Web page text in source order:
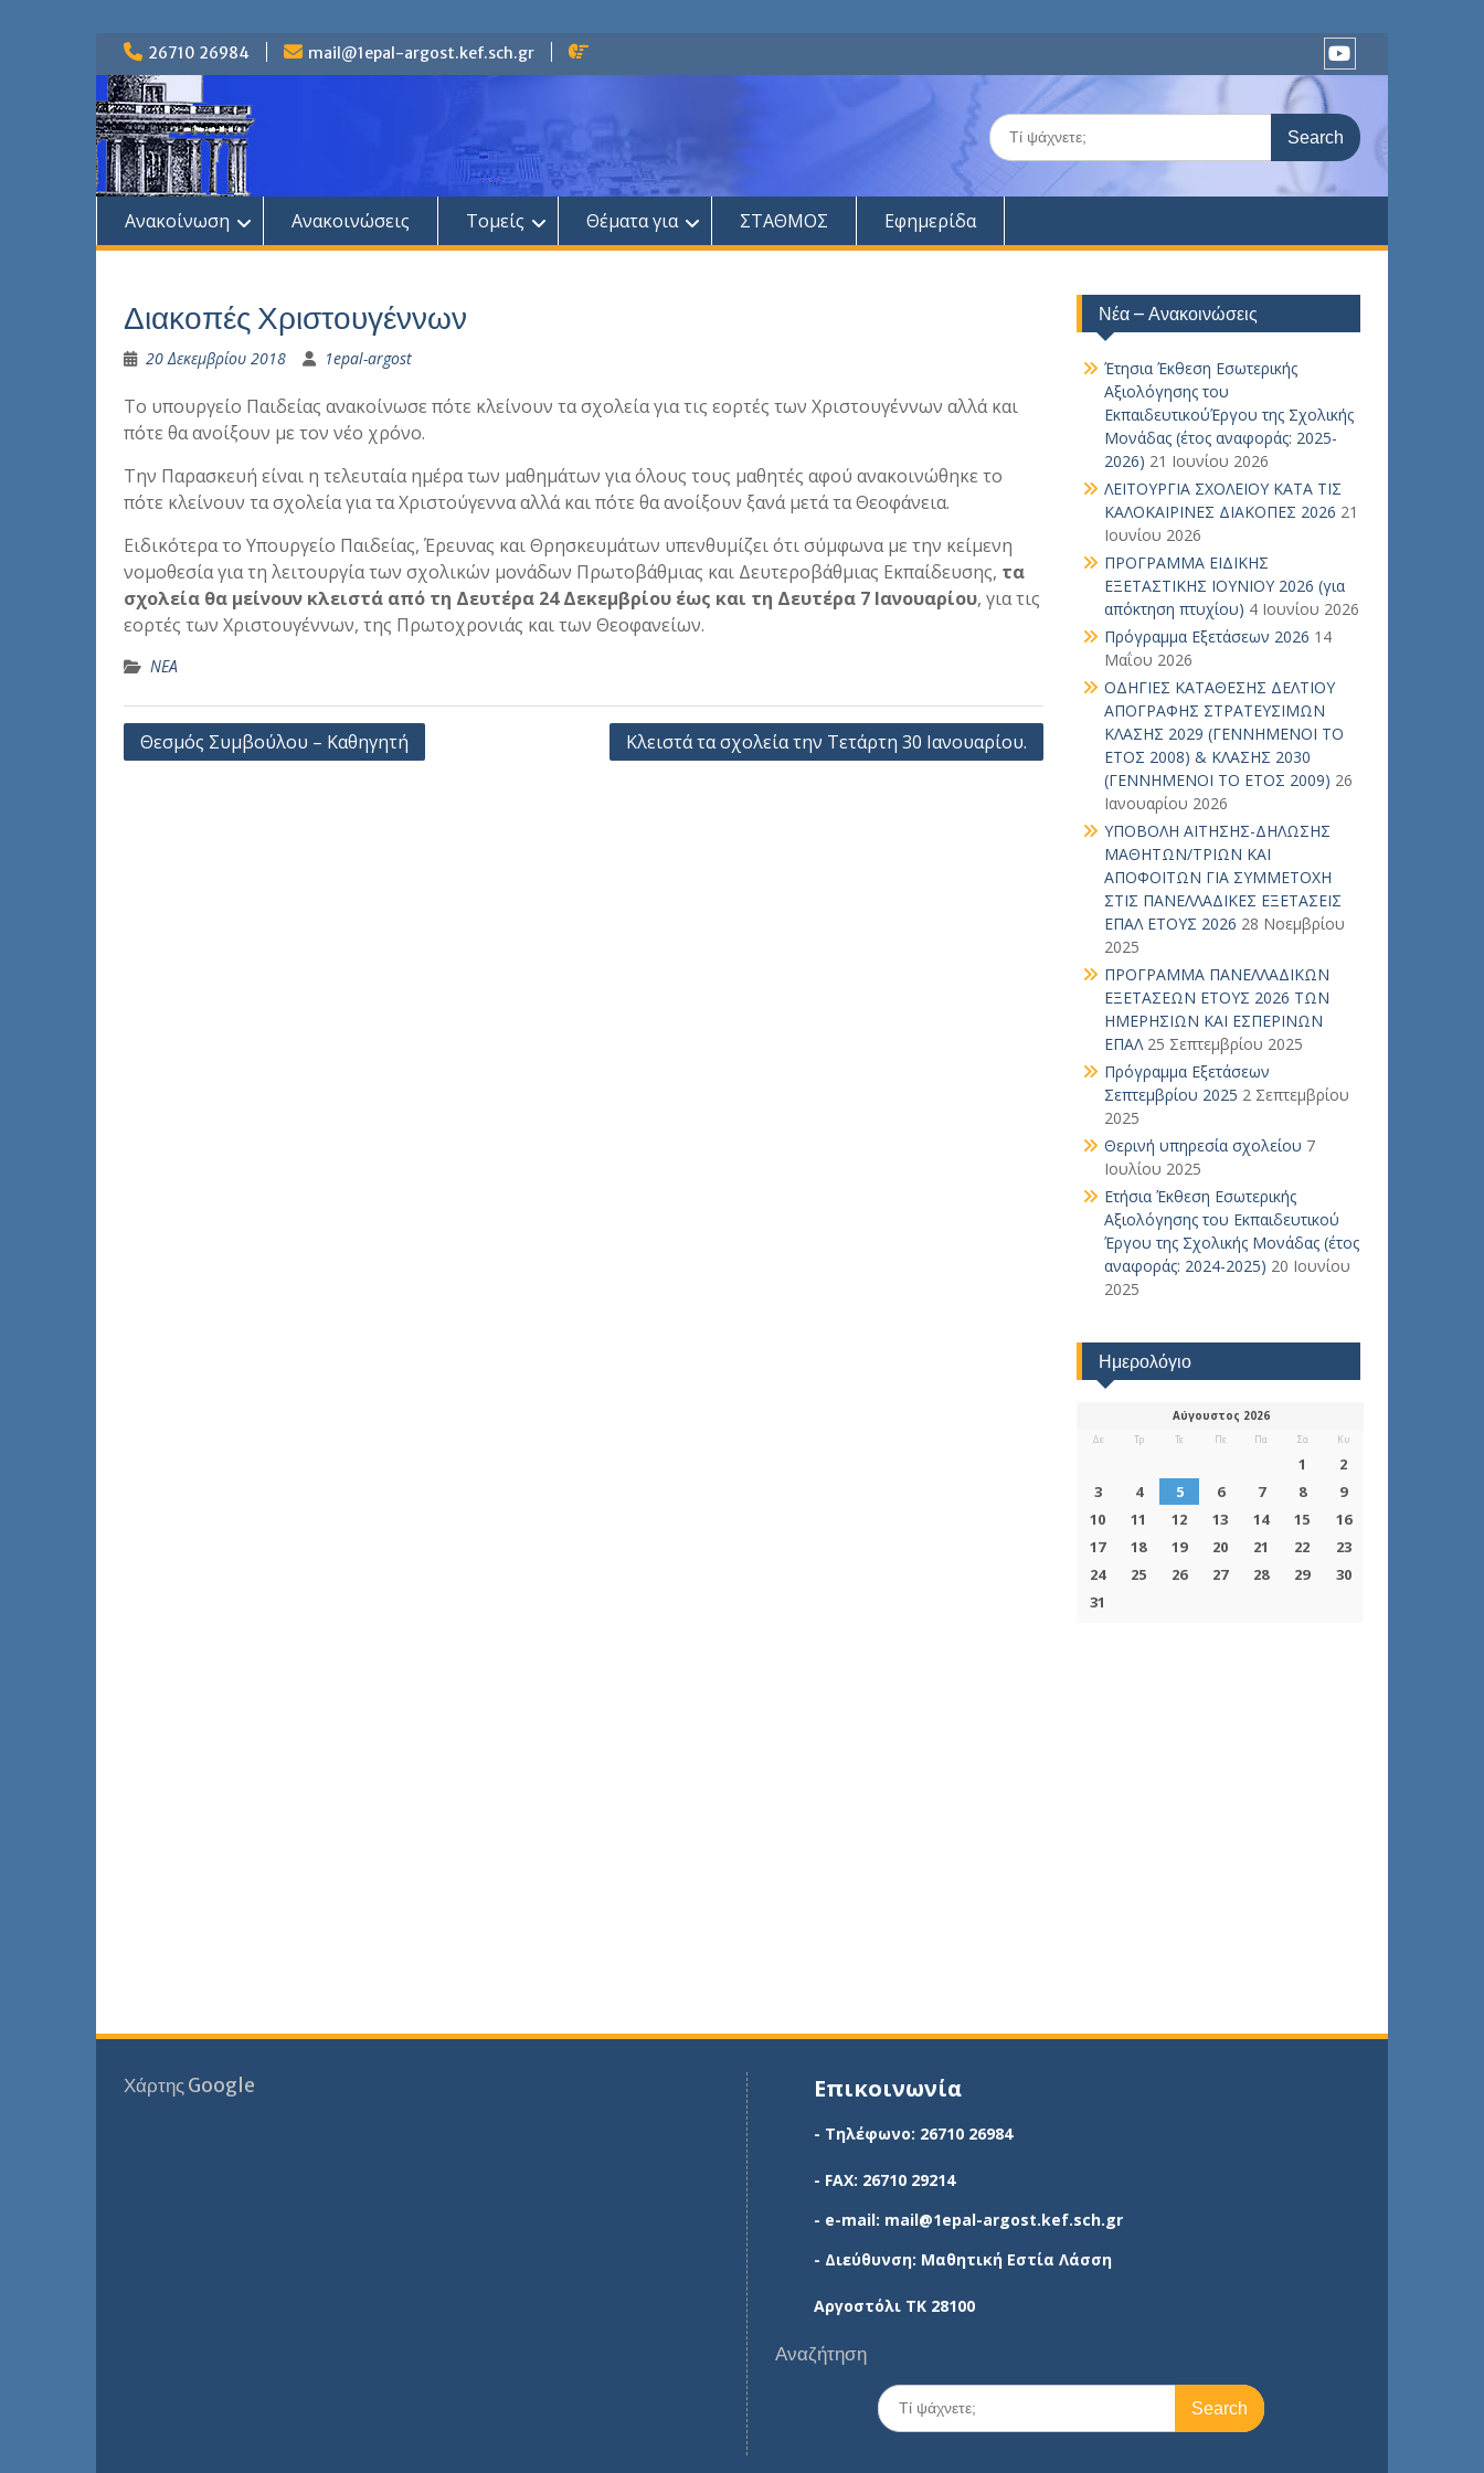
Skip
content
26710 26984
mail@1epal-argost.kef.sch.gr
Youtube
Search
for:
Ανακοίνωση Ανακοινώσεις Τομείς Θέματα για ΣΤΑΘΜΟΣ Εφημερίδα
Διακοπές Χριστουγέννων
20 Δεκεμβρίου 2018 1epal-argost
Το υπουργείο Παιδείας ανακοίνωσε πότε κλείνουν τα σχολεία για τις εορτές των Χριστουγέννων αλλά και
πότε θα ανοίξουν με τον νέο χρόνο.
Την Παρασκευή είναι η τελευταία ημέρα των μαθημάτων για όλους τους μαθητές αφού ανακοινώθηκε το
πότε κλείνουν τα σχολεία για τα Χριστούγεννα αλλά και πότε θα ανοίξουν ξανά μετά τα Θεοφάνεια.
Ειδικότερα το Υπουργείο Παιδείας, Έρευνας και Θρησκευμάτων υπενθυμίζει ότι σύμφωνα με την κείμενη
νομοθεσία για τη λειτουργία των σχολικών μονάδων Πρωτοβάθμιας και Δευτεροβάθμιας Εκπαίδευσης, τα
σχολεία θα μείνουν κλειστά από τη Δευτέρα 24 Δεκεμβρίου έως και τη Δευτέρα 7 Ιανουαρίου, για τις
εορτές των Χριστουγέννων, της Πρωτοχρονιάς και των Θεοφανείων.
ΝΕΑ
Πλοήγηση
Θεσμός Συμβούλου – Καθηγητή Κλειστά τα σχολεία την Τετάρτη 30 Ιανουαρίου.
Νέα – Ανακοινώσεις
Έτησια Έκθεση Εσωτερικής
Αξιολόγησης του
ΕκπαιδευτικούΈργου της Σχολικής
Μονάδας (έτος αναφοράς: 2025-
2026) 21 Ιουνίου 2026
ΛΕΙΤΟΥΡΓΙΑ ΣΧΟΛΕΙΟΥ ΚΑΤΑ ΤΙΣ
ΚΑΛΟΚΑΙΡΙΝΕΣ ΔΙΑΚΟΠΕΣ 2026 21
Ιουνίου 2026
ΠΡΟΓΡΑΜΜΑ ΕΙΔΙΚΗΣ
ΕΞΕΤΑΣΤΙΚΗΣ ΙΟΥΝΙΟΥ 2026 (για
απόκτηση πτυχίου) 4 Ιουνίου 2026
Πρόγραμμα Εξετάσεων 2026 14
Μαΐου 2026
ΟΔΗΓΙΕΣ ΚΑΤΑΘΕΣΗΣ ΔΕΛΤΙΟΥ
ΑΠΟΓΡΑΦΗΣ ΣΤΡΑΤΕΥΣΙΜΩΝ
ΚΛΑΣΗΣ 2029 (ΓΕΝΝΗΜΕΝΟΙ ΤΟ
ΕΤΟΣ 2008) & ΚΛΑΣΗΣ 2030
(ΓΕΝΝΗΜΕΝΟΙ ΤΟ ΕΤΟΣ 2009) 26
Ιανουαρίου 2026
ΥΠΟΒΟΛΗ ΑΙΤΗΣΗΣ-ΔΗΛΩΣΗΣ
ΜΑΘΗΤΩΝ/ΤΡΙΩΝ ΚΑΙ
ΑΠΟΦΟΙΤΩΝ ΓΙΑ ΣΥΜΜΕΤΟΧΗ
ΣΤΙΣ ΠΑΝΕΛΛΑΔΙΚΕΣ ΕΞΕΤΑΣΕΙΣ
ΕΠΑΛ ΕΤΟΥΣ 2026 28 Νοεμβρίου
2025
ΠΡΟΓΡΑΜΜΑ ΠΑΝΕΛΛΑΔΙΚΩΝ
ΕΞΕΤΑΣΕΩΝ ΕΤΟΥΣ 2026 ΤΩΝ
ΗΜΕΡΗΣΙΩΝ ΚΑΙ ΕΣΠΕΡΙΝΩΝ
ΕΠΑΛ 25 Σεπτεμβρίου 2025
Πρόγραμμα Εξετάσεων
Σεπτεμβρίου 2025 2 Σεπτεμβρίου
2025
Θερινή υπηρεσία σχολείου 7
Ιουλίου 2025
Ετήσια Έκθεση Εσωτερικής
Αξιολόγησης του Εκπαιδευτικού
Έργου της Σχολικής Μονάδας (έτος
αναφοράς: 2024-2025) 20 Ιουνίου
2025
Ημερολόγιο
Χάρτης Google Επικοινωνία
- Τηλέφωνο: 26710 26984
- FAX: 26710 29214
- e-mail: mail@1epal-argost.kef.sch.gr
- Διεύθυνση: Μαθητική Εστία Λάσση
Αργοστόλι ΤΚ 28100
Αναζήτηση
Search
for: